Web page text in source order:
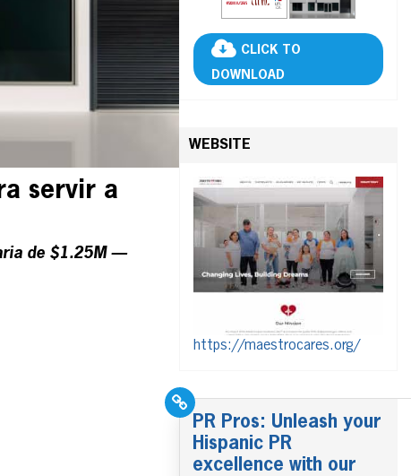
servir a
de $1.25M —
CLICK TO
DOWNLOAD
WEBSITE
https://maestrocares.org/
PR Pros: Unleash your
Hispanic PR
excellence with our